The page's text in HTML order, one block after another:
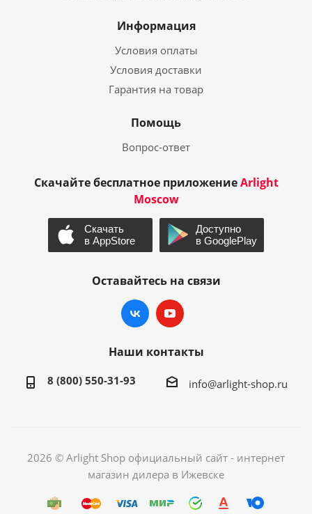
Информация
Условия оплаты
Условия доставки
Гарантия на товар
Помощь
Вопрос-ответ
Скачайте бесплатное приложениеArlight
Moscow
Оставайтесь на связи
Наши контакты
8 (800) 550-31-93 info@arlight-shop.ru
2026 © Arlight Shop официальный сайт - интернет
магазин дилера в Ижевске